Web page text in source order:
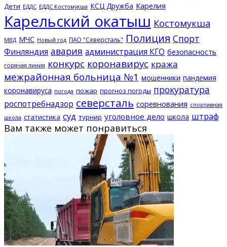
Дети ЕДДС ЕДДС Костомукша КСЦ Дружба Карелия
Карельский окатыш Костомукша
МВД МЧС Новый год ПАО "Северсталь" Полиция Спорт
Финляндия авария администрация КГО безопасность
горячая линия конкурс коронавирус кража
межрайонная больница №1 мошенники пандемия
коронавируса погода пожар прогноз погоды прокуратура
роспотребнадзор северсталь соревнования спортивная
школа статистика суд турнир уголовное дело школа штраф
Вам также может понравиться